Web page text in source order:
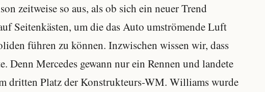
zeitweise so aus, als ob sich ein neuer Trend
Seitenkästen, um die das Auto umströmende Luft
führen zu können. Inzwischen wissen wir, dass
Mercedes gewann nur ein Rennen und landete
dritten Platz der Konstrukteurs-WM. Williams wurde